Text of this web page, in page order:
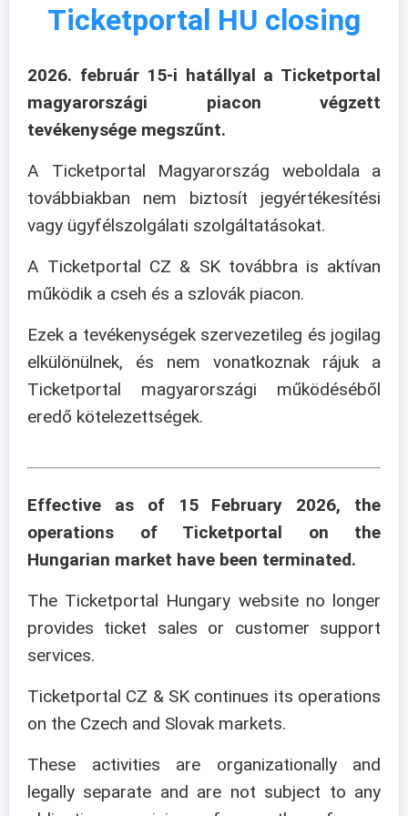
Ticketportal HU closing
2026. február 15-i hatállyal a Ticketportal
magyarországi piacon végzett
tevékenysége megszűnt.
A Ticketportal Magyarország weboldala a
továbbiakban nem biztosít jegyértékesítési
vagy ügyfélszolgálati szolgáltatásokat.
A Ticketportal CZ & SK továbbra is aktívan
működik a cseh és a szlovák piacon.
Ezek a tevékenységek szervezetileg és jogilag
elkülönülnek, és nem vonatkoznak rájuk a
Ticketportal magyarországi működéséből
eredő kötelezettségek.
Effective as of 15 February 2026, the
operations of Ticketportal on the
Hungarian market have been terminated.
The Ticketportal Hungary website no longer
provides ticket sales or customer support
services.
Ticketportal CZ & SK continues its operations
on the Czech and Slovak markets.
These activities are organizationally and
legally separate and are not subject to any